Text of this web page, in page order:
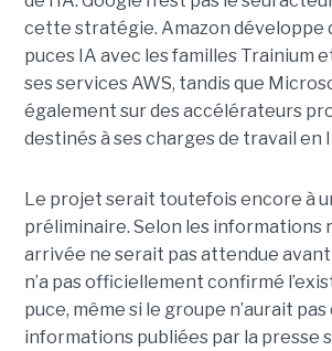
cette stratégie. Amazon développe
puces IA avec les familles Trainium
ses services AWS, tandis que
également sur des accélérateurs
destinés à ses charges de travail en
Le projet serait toutefois encore à
préliminaire. Selon les informations
arrivée ne serait pas attendue avant
n’a pas officiellement confirmé
puce, même si le groupe n’aurait
informations publiées par la presse